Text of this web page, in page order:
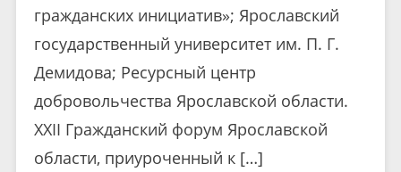
гражданских инициатив»; Ярославский
государственный университет им. П. Г.
Демидова; Ресурсный центр
добровольчества Ярославской области.
XXII Гражданский форум Ярославской
области, приуроченный к […]